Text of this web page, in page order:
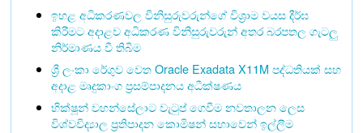
ඉහළ අධිකරණවල විනිසුරුවරුන්ගේ විශ්‍රාම වයස දීර්ඝ
කිරීමට අදාළව අධිකරණ විනිසුරුවරුන් අතර බරපතල ගැටලු
නිර්මාණය වී තිබීම
ශ්‍රී ලංකා රේගුව වෙත Oracle Exadata X11M පද්ධතියක් සහ
අදාළ මෘදුකාංග ප්‍රසම්පාදනය අධීක්ෂණය
භික්ෂූන් වහන්සේලාට වැටුප් ගෙවීම නවතාලන ලෙස
විශ්වවිද්‍යාල ප්‍රතිපාදන කොමිෂන් සභාවෙන් ඉල්ලීම